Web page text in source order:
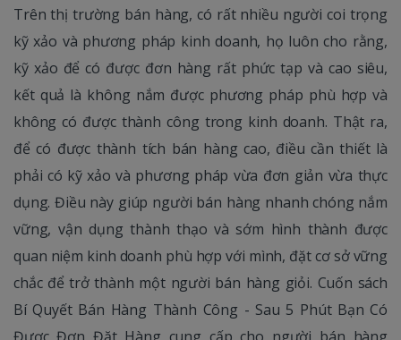
Trên thị trường bán hàng, có rất nhiều người coi trọng
kỹ xảo và phương pháp kinh doanh, họ luôn cho rằng,
kỹ xảo để có được đơn hàng rất phức tạp và cao siêu,
kết quả là không nắm được phương pháp phù hợp và
không có được thành công trong kinh doanh. Thật ra,
để có được thành tích bán hàng cao, điều cần thiết là
phải có kỹ xảo và phương pháp vừa đơn giản vừa thực
dụng. Điều này giúp người bán hàng nhanh chóng nắm
vững, vận dụng thành thạo và sớm hình thành được
quan niệm kinh doanh phù hợp với mình, đặt cơ sở vững
chắc để trở thành một người bán hàng giỏi. Cuốn sách
Bí Quyết Bán Hàng Thành Công - Sau 5 Phút Bạn Có